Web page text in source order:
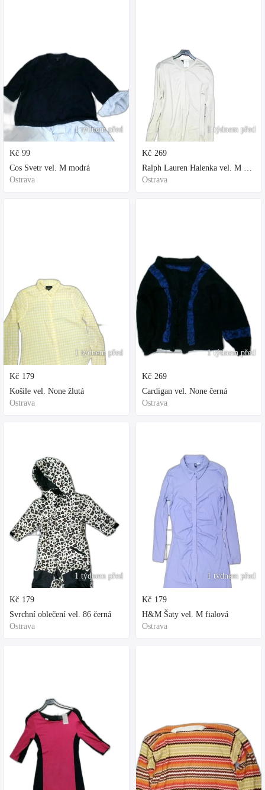
1 týdnem před
Kč 99
Cos Svetr vel. M modrá
Ostrava
1 týdnem před
Kč 179
Košile vel. None žlutá
Ostrava
1 týdnem před
Kč 179
Svrchní oblečení vel. 86 černá
Ostrava
1 týdnem před
Kč 269
Ralph Lauren Halenka vel. M bílá
Ostrava
1 týdnem před
Kč 269
Cardigan vel. None černá
Ostrava
1 týdnem před
Kč 179
H&M Šaty vel. M fialová
Ostrava